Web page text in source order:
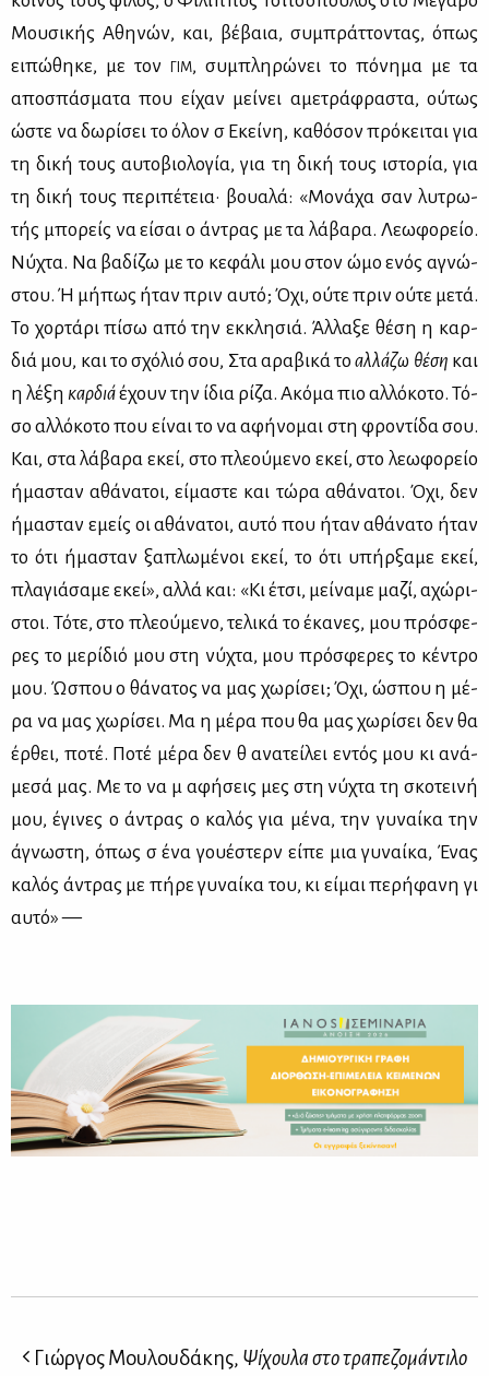
Μου­σι­κής Αθη­νών, και, βέ­βαια, συ­μπράτ­το­ντας, όπως
ει­πώ­θη­κε, με τον
ΓΙΜ, συ­μπλη­ρώ­νει το πό­νη­μα με τα
απο­σπά­σμα­τα που εί­χαν μεί­νει αμε­τρά­φρα­στα, ού­τως
ώστε να δω­ρί­σει το όλον σ᾽ Εκεί­νη, κα­θό­σον πρό­κει­ται για
τη δι­κή τους αυ­το­βιο­λο­γία, για τη δι­κή τους ιστο­ρία, για
τη δι­κή τους πε­ρι­πέ­τεια· βουα­λά: «Μο­νά­χα σαν λυ­τρω­
τής μπο­ρείς να εί­σαι ο άντρας με τα λά­βα­ρα. Λε­ω­φο­ρείο.
Νύ­χτα. Να βα­δί­ζω με το κε­φά­λι μου στον ώμο ενός αγνώ­
στου. Ή μή­πως ήταν πριν αυ­τό; Όχι, ού­τε πριν ού­τε με­τά.
Το χορ­τά­ρι πί­σω από την εκ­κλη­σιά. Άλ­λα­ξε θέ­ση η καρ­
διά μου, και το σχό­λιό σου, ῾῾Στα αρα­βι­κά τοαλ­λά­ζω θέ­ση και
η λέ­ξη καρ­διάέχουν την ίδια ρί­ζα­᾽᾽. Ακό­μα πιο αλ­λό­κο­το. Τό­
σο αλ­λό­κο­το που εί­ναι το να αφή­νο­μαι στη φρο­ντί­δα σου.
Και, στα λά­βα­ρα εκεί, στο πλε­ού­με­νο εκεί, στο λε­ω­φο­ρείο
ήμα­σταν αθά­να­τοι, εί­μα­στε και τώ­ρα αθά­να­τοι. Όχι, δεν
ήμα­σταν εμείς οι αθά­να­τοι, αυ­τό που ήταν αθά­να­το ήταν
το ότι ήμα­σταν ξα­πλω­μέ­νοι εκεί, το ότι υπήρ­ξα­με εκεί,
πλα­γιά­σα­με εκεί», αλ­λά και: «Κι έτσι, μεί­να­με μα­ζί, αχώ­ρι­
στοι. Τό­τε, στο πλε­ού­με­νο, τε­λι­κά το έκα­νες, μου πρό­σφε­
ρες το με­ρί­διό μου στη νύ­χτα, μου πρό­σφε­ρες το κέ­ντρο
μου. Ώσπου ο θά­να­τος να μας χω­ρί­σει; Όχι, ώσπου η μέ­
ρα να μας χω­ρί­σει. Μα η μέ­ρα που θα μας χω­ρί­σει δεν θα
έρ­θει, πο­τέ. Πο­τέ μέ­ρα δεν θ᾽ ανα­τεί­λει εντός μου κι ανά­
με­σά μας. Με το να μ᾽ αφή­σεις μες στη νύ­χτα τη σκο­τει­νή
μου, έγι­νες ο άντρας ο κα­λός για μέ­να, την γυ­ναί­κα την
άγνω­στη, όπως σ᾽ ένα γου­έ­στερν εί­πε μια γυ­ναί­κα, ῾῾Ένας
κα­λός άντρας με πή­ρε γυ­ναί­κα του, κι εί­μαι πε­ρή­φα­νη γι᾽
αυ­τό­᾽᾽» —
Γιώργος Μουλουδάκης, Ψίχουλα στο τραπεζομάντιλο